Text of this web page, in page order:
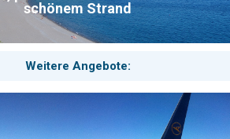
schönem Strand
Weitere Angebote: